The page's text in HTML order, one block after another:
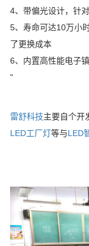
4、带偏光设计，针
5、寿命可达10万小
了更换成本
6、内置高性能电子
"
雷舒科技主要自个开
LED工厂灯等与LED